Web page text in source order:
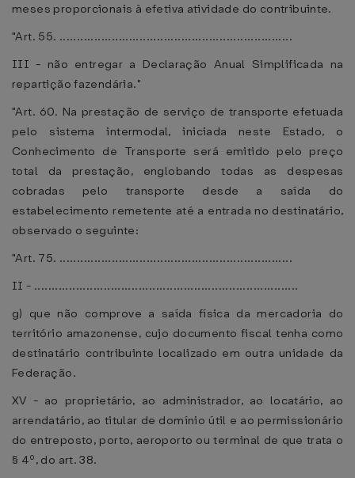
meses proporcionais à efetiva atividade do contribuinte.
"Art. 55. ...................................................................
III - não entregar a Declaração Anual Simplificada na
repartição fazendária."
"Art. 60. Na prestação de serviço de transporte efetuada
pelo sistema intermodal, iniciada neste Estado, o
Conhecimento de Transporte será emitido pelo preço
total da prestação, englobando todas as despesas
cobradas pelo transporte desde a saída do
estabelecimento remetente até a entrada no destinatário,
observado o seguinte:
"Art. 75. ...................................................................
II - ............................................................................
g) que não comprove a saída física da mercadoria do
território amazonense, cujo documento fiscal tenha como
destinatário contribuinte localizado em outra unidade da
Federação.
XV - ao proprietário, ao administrador, ao locatário, ao
arrendatário, ao titular de domínio útil e ao permissionário
do entreposto, porto, aeroporto ou terminal de que trata o
§ 4º, do art. 38.